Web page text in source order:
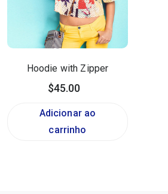
Hoodie with Zipper
$45.00
Adicionar ao
carrinho